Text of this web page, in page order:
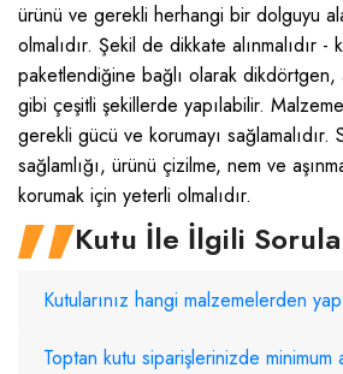
ürünü ve gerekli herhangi bir dolguyu
olmalıdır. Şekil de dikkate alınmalıdır -
paketlendiğine bağlı olarak dikdörtgen,
gibi çeşitli şekillerde yapılabilir.
gerekli gücü ve korumayı sağlamalıdır.
sağlamlığı, ürünü çizilme, nem ve
korumak için yeterli olmalıdır.
Kutu İle İlgili
Kutularınız hangi malzemelerden
Toptan kutu siparişlerinizde minimum